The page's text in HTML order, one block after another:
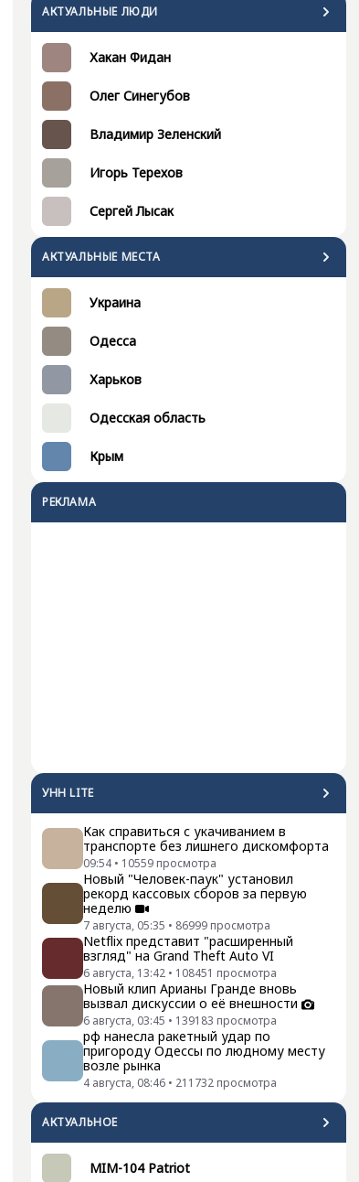
АКТУАЛЬНЫЕ ЛЮДИ
Хакан Фидан
Олег Синегубов
Владимир Зеленский
Игорь Терехов
Сергей Лысак
АКТУАЛЬНЫЕ МЕСТА
Украина
Одесса
Харьков
Одесская область
Крым
РЕКЛАМА
УНН LITE
Как справиться с укачиванием в
транспорте без лишнего дискомфорта
09:54 • 10559 просмотра
Новый "Человек-паук" установил
рекорд кассовых сборов за первую
неделю
7 августа, 05:35 • 86999 просмотра
Netflix представит "расширенный
взгляд" на Grand Theft Auto VI
6 августа, 13:42 • 108451 просмотра
Новый клип Арианы Гранде вновь
вызвал дискуссии о её внешности
6 августа, 03:45 • 139183 просмотра
рф нанесла ракетный удар по
пригороду Одессы по людному месту
возле рынка
4 августа, 08:46 • 211732 просмотра
АКТУАЛЬНОЕ
MIM-104 Patriot